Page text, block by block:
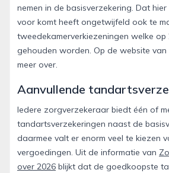
nemen in de basisverzekering. Dat
voor komt heeft ongetwijfeld ook te
tweedekamerverkiezeningen welke op
gehouden worden. Op de website van
meer over.
Aanvullende
Iedere zorgverzekeraar biedt één of
tandartsverzekeringen naast de
daarmee valt er enorm veel te kiezen
vergoedingen. Uit de informatie van
over 2026 blijkt dat de goedkoopste